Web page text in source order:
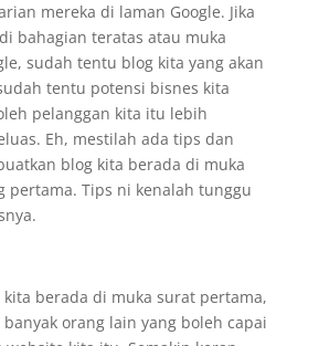
mereka di laman Google. Jika
bahagian teratas atau muka
sudah tentu blog kita yang akan
tentu potensi bisnes kita
pelanggan kita itu lebih
Eh, mestilah ada tips dan
blog kita berada di muka
pertama. Tips ni kenalah tunggu
berada di muka surat pertama,
orang lain yang boleh capai